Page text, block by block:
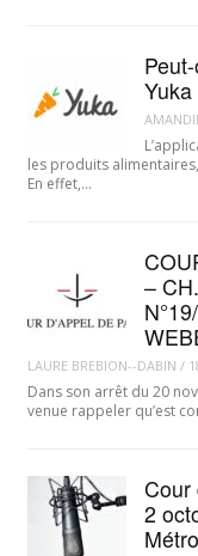
Yuka
les produits
En effet,…
–
LAURE BREBION--DABIN /
Dans son arrêt du 20
venue rappeler qu’est
Cour
2